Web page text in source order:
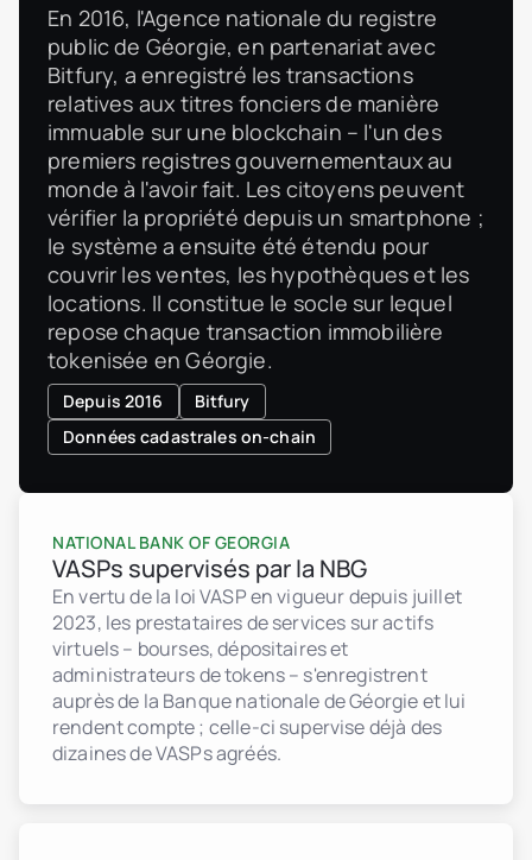
En 2016, l'Agence nationale du registre
public de Géorgie, en partenariat avec
Bitfury, a enregistré les transactions
relatives aux titres fonciers de manière
immuable sur une blockchain – l'un des
premiers registres gouvernementaux au
monde à l'avoir fait. Les citoyens peuvent
vérifier la propriété depuis un smartphone ;
le système a ensuite été étendu pour
couvrir les ventes, les hypothèques et les
locations. Il constitue le socle sur lequel
repose chaque transaction immobilière
tokenisée en Géorgie.
Depuis 2016
Bitfury
Données cadastrales on-chain
NATIONAL BANK OF GEORGIA
VASPs supervisés par la NBG
En vertu de la loi VASP en vigueur depuis juillet
2023, les prestataires de services sur actifs
virtuels – bourses, dépositaires et
administrateurs de tokens – s'enregistrent
auprès de la Banque nationale de Géorgie et lui
rendent compte ; celle-ci supervise déjà des
dizaines de VASPs agréés.